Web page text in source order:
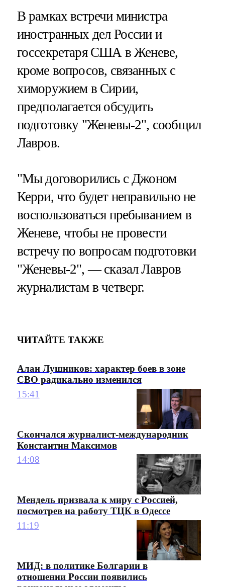
В рамках встречи министра
иностранных дел России и
госсекретаря США в Женеве,
кроме вопросов, связанных с
химоружием в Сирии,
предполагается обсудить
подготовку "Женевы-2", сообщил
Лавров.
"Мы договорились с Джоном
Керри, что будет неправильно не
воспользоваться пребыванием в
Женеве, чтобы не провести
встречу по вопросам подготовки
"Женевы-2", — сказал Лавров
журналистам в четверг.
ЧИТАЙТЕ ТАКЖЕ
Алан Лушников: характер боев в зоне
СВО радикально изменился
15:41
Скончался журналист-международник
Константин Максимов
14:08
Мендель призвала к миру с Россией,
посмотрев на работу ТЦК в Одессе
11:19
МИД: в политике Болгарии в
отношении России появились